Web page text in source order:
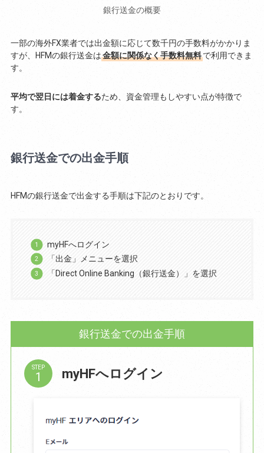
銀行送金の概要
一部の海外FX業者では出金額に応じて数千円の手数料がかかりま
すが、HFMの銀行送金は金額に関係なく手数料無料で利用できま
す。
平均で翌日には着金するため、資金管理もしやすい点が特徴で
す。
銀行送金での出金手順
HFMの銀行送金で出金する手順は下記のとおりです。
myHFへログイン
「出金」メニューを選択
「Direct Online Banking（銀行送金）」を選択
銀行送金での出金手順
STEP myHFへログイン